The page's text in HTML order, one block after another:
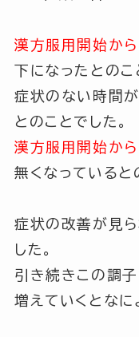
漢方服用開始から
下になったとのこ
症状のない時間
とのことでした。
漢方服用開始か
無くなっていると
症状の改善が見
した。
引き続きこの調
増えていくとなに